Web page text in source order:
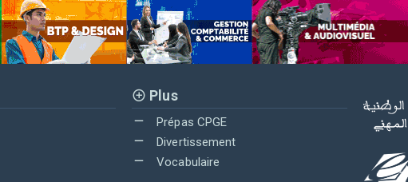
Plus
Prépas CPGE
Divertissement
Vocabulaire